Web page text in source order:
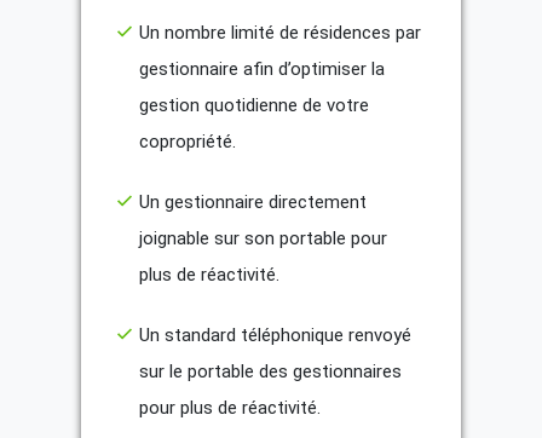
Un nombre limité de résidences par
gestionnaire afin d’optimiser la
gestion quotidienne de votre
copropriété.
Un gestionnaire directement
joignable sur son portable pour
plus de réactivité.
Un standard téléphonique renvoyé
sur le portable des gestionnaires
pour plus de réactivité.